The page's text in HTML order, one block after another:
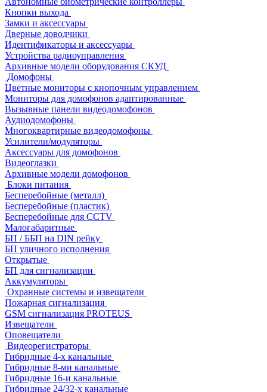
Кнопки выхода
Замки и аксессуары
Дверные доводчики
Идентификаторы и аксессуары
Устройства радиоуправления
Архивные модели оборудования СКУД
Домофоны
Цветные мониторы с кнопочным управлением
Мониторы для домофонов адаптированные
Вызывные панели видеодомофонов
Аудиодомофоны
Многоквартирные видеодомофоны
Усилители/модуляторы
Аксессуары для домофонов
Видеоглазки
Архивные модели домофонов
Блоки питания
Бесперебойные (металл)
Бесперебойные (пластик)
Бесперебойные для CCTV
Малогабаритные
БП / ББП на DIN рейку
БП уличного исполнения
Открытые
БП для сигнализации
Аккумуляторы
Охранные системы и извещатели
Пожарная сигнализация
GSM сигнализация PROTEUS
Извещатели
Оповещатели
Видеорегистраторы
Гибридные 4-х канальные
Гибридные 8-ми канальные
Гибридные 16-и канальные
Гибридные 24/32-х канальные